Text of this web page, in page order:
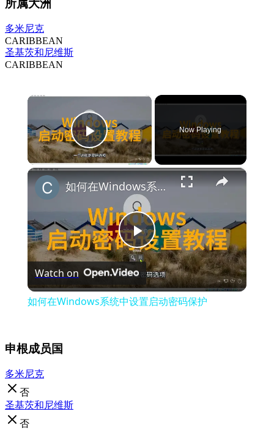
所属大洲
多米尼克
CARIBBEAN
圣基茨和尼维斯
CARIBBEAN
×
Play Video
Now Playing
×
Play
Video
如何在Windows系统中设置启动密码保护
Watch on
如何在Windows系统中设置启动密码保护
申根成员国
多米尼克
否
圣基茨和尼维斯
否